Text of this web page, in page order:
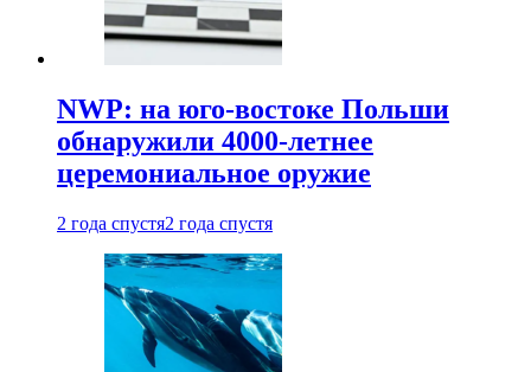
NWP: на юго-востоке Польши
обнаружили 4000-летнее
церемониальное оружие
2 года спустя2 года спустя